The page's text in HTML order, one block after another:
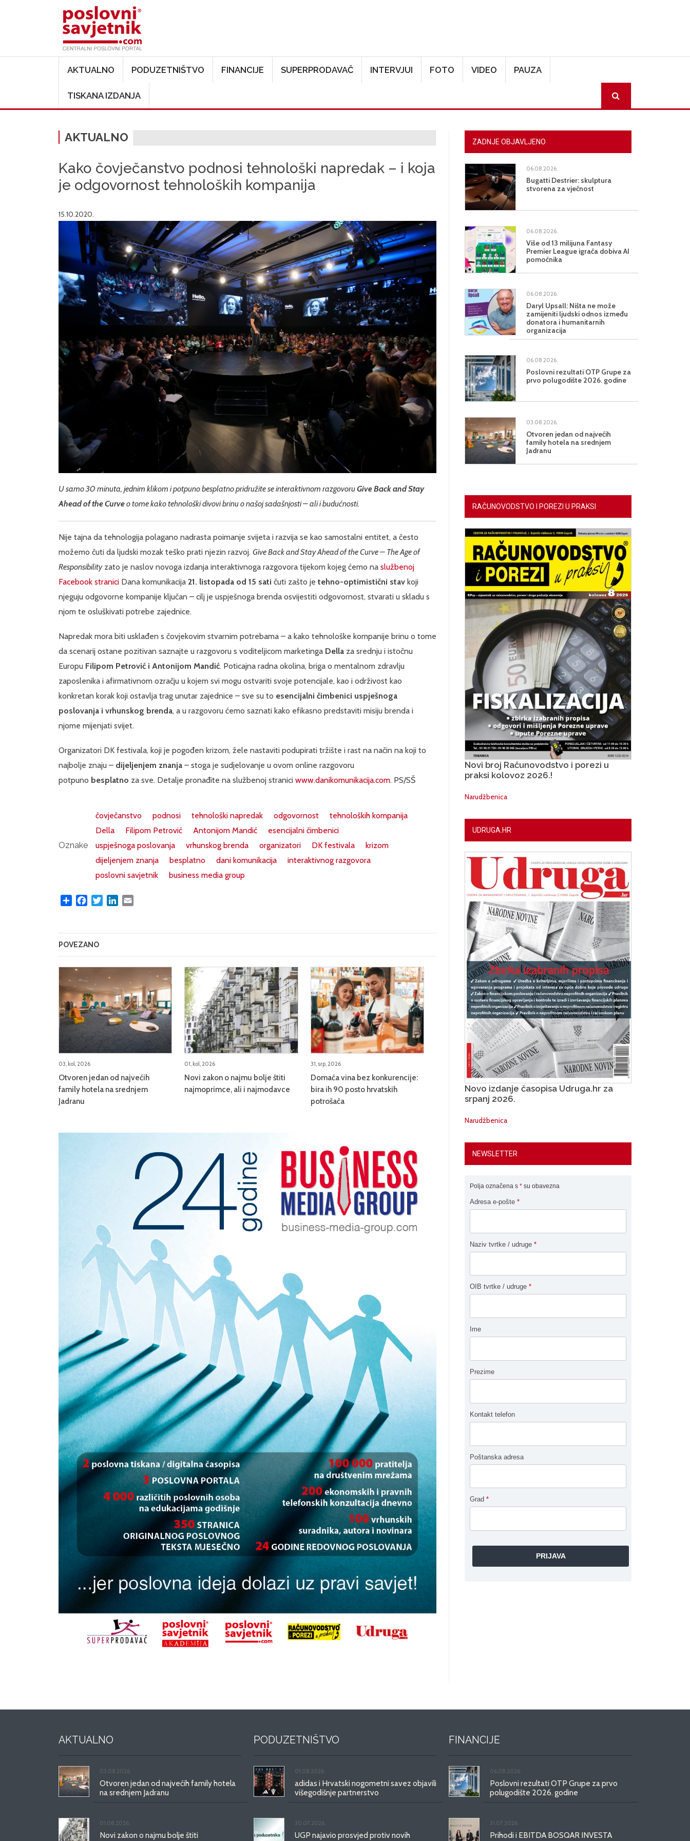
AKTUALNO PODUZETNIŠTVO FINANCIJE SUPERPRODAVAČ INTERVJUI FOTO VIDEO PAUZA
TISKANA IZDANJA
AKTUALNO
Kako čovječanstvo podnosi tehnološki napredak – i koja
je odgovornost tehnoloških kompanija
15.10.2020.
U samo 30 minuta, jednim klikom i potpuno besplatno pridružite se interaktivnom razgovoruGive Back and Stay
Ahead of the Curveo tome kako tehnološki divovi brinu o našoj sadašnjosti – ali i budućnosti.
Nije tajna da tehnologija polagano nadrasta poimanje svijeta i razvija se kao samostalni entitet, a često
možemo čuti da ljudski mozak teško prati njezin razvoj. Give Back and Stay Ahead of the Curve – The Age of
Responsibilityzato je naslov novoga izdanja interaktivnoga razgovora tijekom kojeg ćemo na službenoj
Facebook stranici Dana komunikacija 21. listopada od 15 sati čuti zašto je tehno-optimistični stav koji
njeguju odgovorne kompanije ključan – cilj je uspješnoga brenda osvijestiti odgovornost, stvarati u skladu s
njom te osluškivati potrebe zajednice.
Napredak mora biti usklađen s čovjekovim stvarnim potrebama – a kako tehnološke kompanije brinu o tome
da scenarij ostane pozitivan saznajte u razgovoru s voditeljicom marketinga Della za srednju i istočnu
Europu Filipom Petrović i Antonijom Mandić. Poticajna radna okolina, briga o mentalnom zdravlju
zaposlenika i afirmativnom ozračju u kojem svi mogu ostvariti svoje potencijale, kao i održivost kao
konkretan korak koji ostavlja trag unutar zajednice – sve su to esencijalni čimbenici uspješnoga
poslovanja i vrhunskog brenda, a u razgovoru ćemo saznati kako efikasno predstaviti misiju brenda i
njome mijenjati svijet.
Organizatori DK festivala, koji je pogođen krizom, žele nastaviti podupirati tržište i rast na način na koji to
najbolje znaju – dijeljenjem znanja – stoga je sudjelovanje u ovom online razgovoru
potpuno besplatno za sve. Detalje pronađite na službenoj stranici www.danikomunikacija.com. PS/SŠ
Oznake
čovječanstvo podnosi tehnološki napredak odgovornost
tehnoloških kompanija
Della
Filipom Petrović Antonijom Mandić
esencijalni čimbenici
uspješnoga poslovanja
vrhunskog brenda organizatori DK festivala
krizom
dijeljenjem znanja
besplatno dani komunikacija
interaktivnog razgovora
poslovni savjetnik
business media group
Share FacebookTwitterLinkedIn
POVEZANO
03, kol, 2026
Otvoren jedan od najvećih
family hotela na srednjem
Jadranu
01, kol, 2026
Novi zakon o najmu bolje štiti
najmoprimce, ali i najmodavce
31, srp, 2026
Domaća vina bez konkurencije:
bira ih 90 posto hrvatskih
potrošača
ZADNJE OBJAVLJENO
06.08.2026.
Bugatti Destrier: skulptura
stvorena za vječnost
06.08.2026.
Više od 13 milijuna Fantasy
Premier League igrača dobiva AI
pomoćnika
06.08.2026.
Daryl Upsall: Ništa ne može
zamijeniti ljudski odnos između
donatora i humanitarnih
organizacija
06.08.2026.
Poslovni rezultati OTP Grupe za
prvo polugodište 2026. godine
03.08.2026.
Otvoren jedan od najvećih
family hotela na srednjem
Jadranu
RAČUNOVODSTVO I POREZI U PRAKSI
Novi broj Računovodstvo i porezi u
praksi kolovoz 2026.!
Narudžbenica
UDRUGA.HR
Novo izdanje časopisa Udruga.hr za
srpanj 2026.
Narudžbenica
NEWSLETTER
Polja označena s * su obavezna
Adresa e-pošte *
Naziv tvrtke / udruge *
OIB tvrtke / udruge *
Ime
Prezime
Kontakt telefon
Poštanska adresa
Grad *
AKTUALNO
03.08.2026.
Otvoren jedan od najvećih family hotela
na srednjem Jadranu
01.08.2026.
Novi zakon o najmu bolje štiti
PODUZETNIŠTVO
01.08.2026.
adidas i Hrvatski nogometni savez objavili
višegodišnje partnerstvo
30.07.2026.
UGP najavio prosvjed protiv novih
FINANCIJE
06.08.2026.
Poslovni rezultati OTP Grupe za prvo
polugodište 2026. godine
31.07.2026.
Prihodi i EBITDA BOSQAR INVESTA